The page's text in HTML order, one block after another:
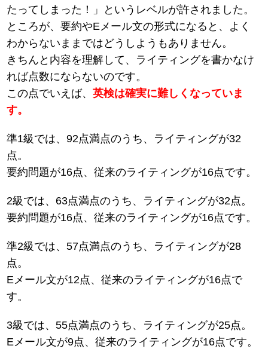
たってしまった！」というレベルが許されました。
ところが、要約やEメール文の形式になると、よく
わからないままではどうしようもありません。
きちんと内容を理解して、ライティングを書かなけ
れば点数にならないのです。
この点でいえば、英検は確実に難しくなっていま
す。
準1級では、92点満点のうち、ライティングが32
点。
要約問題が16点、従来のライティングが16点です。
2級では、63点満点のうち、ライティングが32点。
要約問題が16点、従来のライティングが16点です。
準2級では、57点満点のうち、ライティングが28
点。
Eメール文が12点、従来のライティングが16点で
す。
3級では、55点満点のうち、ライティングが25点。
Eメール文が9点、従来のライティングが16点です。